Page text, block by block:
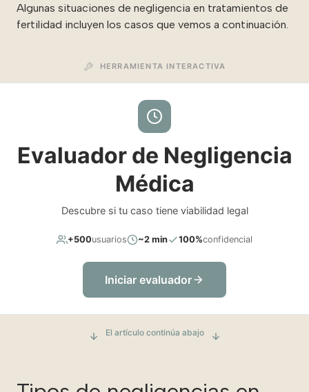
Algunas situaciones de negligencia en tratamientos de
fertilidad incluyen los casos que vemos a continuación.
HERRAMIENTA INTERACTIVA
Evaluador de Negligencia
Médica
Descubre si tu caso tiene viabilidad legal
+500usuarios ~2 min 100%confidencial
Iniciar evaluador
El artículo continúa abajo